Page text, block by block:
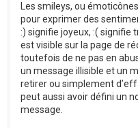
Les smileys, ou
pour exprimer des
:) signifie joyeux, :( signifie
est visible sur la page de
toutefois de ne pas en
un message illisible et un
retirer ou simplement
peut aussi avoir défini un
message.